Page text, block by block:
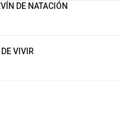
DE NATACIÓN
VIVIR